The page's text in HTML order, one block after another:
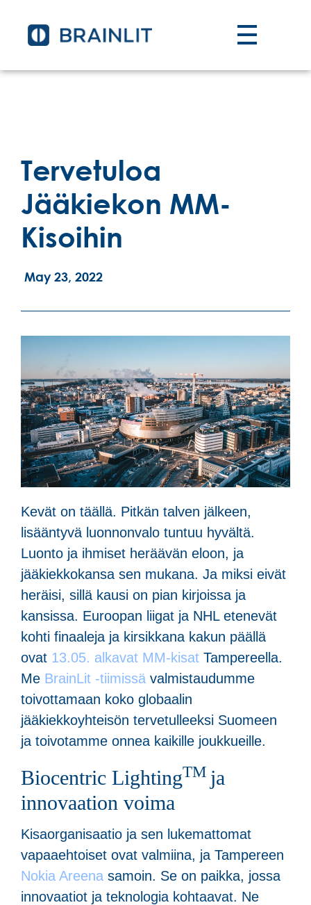
Tervetuloa
Jääkiekon MM-
Kisoihin
May 23, 2022
Kevät on täällä. Pitkän talven jälkeen,
lisääntyvä luonnonvalo tuntuu hyvältä.
Luonto ja ihmiset heräävän eloon, ja
jääkiekkokansa sen mukana. Ja miksi eivät
heräisi, sillä kausi on pian kirjoissa ja
kansissa. Euroopan liigat ja NHL etenevät
kohti finaaleja ja kirsikkana kakun päällä
ovat 13.05. alkavat MM-kisat Tampereella.
Me BrainLit -tiimissä valmistaudumme
toivottamaan koko globaalin
jääkiekkoyhteisön tervetulleeksi Suomeen
ja toivotamme onnea kaikille joukkueille.
Biocentric LightingTM ja
innovaation voima
Kisaorganisaatio ja sen lukemattomat
vapaaehtoiset ovat valmiina, ja Tampereen
Nokia Areena samoin. Se on paikka, jossa
innovaatiot ja teknologia kohtaavat. Ne